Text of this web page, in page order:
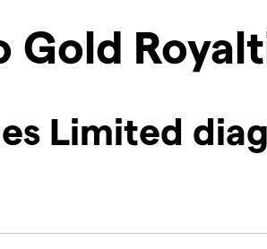
Gold
Limited